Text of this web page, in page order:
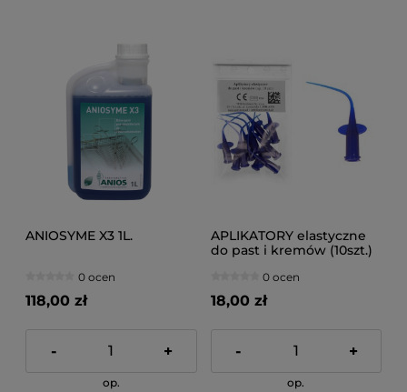
ANIOSYME X3 1L.
0 ocen
118,00 zł
- +
op.
APLIKATORY elastyczne
do past i kremów (10szt.)
0 ocen
18,00 zł
- +
op.